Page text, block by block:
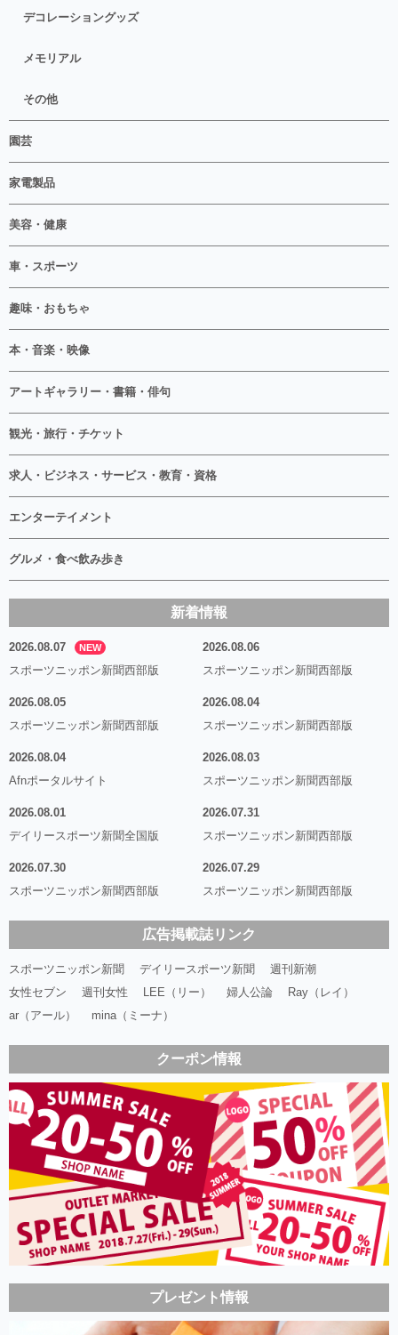
デコレーショングッズ
メモリアル
その他
園芸
家電製品
美容・健康
車・スポーツ
趣味・おもちゃ
本・音楽・映像
アートギャラリー・書籍・俳句
観光・旅行・チケット
求人・ビジネス・サービス・教育・資格
エンターテイメント
グルメ・食べ飲み歩き
新着情報
2026.08.07 NEW
スポーツニッポン新聞西部版
2026.08.06
スポーツニッポン新聞西部版
2026.08.05
スポーツニッポン新聞西部版
2026.08.04
スポーツニッポン新聞西部版
2026.08.04
Afnポータルサイト
2026.08.03
スポーツニッポン新聞西部版
2026.08.01
デイリースポーツ新聞全国版
2026.07.31
スポーツニッポン新聞西部版
2026.07.30
スポーツニッポン新聞西部版
2026.07.29
スポーツニッポン新聞西部版
広告掲載誌リンク
スポーツニッポン新聞 デイリースポーツ新聞
週刊新潮
女性セブン
週刊女性 LEE（リー） 婦人公論
Ray（レイ）
ar（アール）
mina（ミーナ）
クーポン情報
プレゼント情報